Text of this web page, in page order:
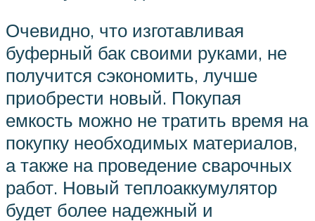
Очевидно, что изготавливая
буферный бак своими руками, не
получится сэкономить, лучше
приобрести новый. Покупая
емкость можно не тратить время на
покупку необходимых материалов,
а также на проведение сварочных
работ. Новый теплоаккумулятор
будет более надежный и